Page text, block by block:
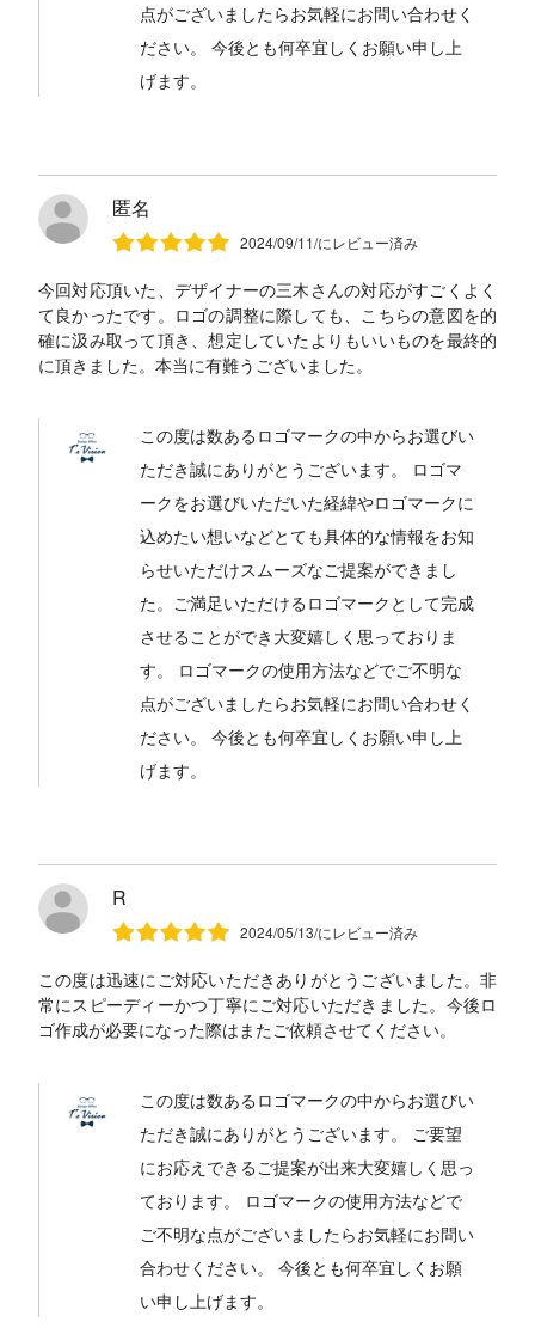
点がございましたらお気軽にお問い合わせく
ださい。 今後とも何卒宜しくお願い申し上
げます。
匿名
2024/09/11/にレビュー済み
今回対応頂いた、デザイナーの三木さんの対応がすごくよく
て良かったです。ロゴの調整に際しても、こちらの意図を的
確に汲み取って頂き、想定していたよりもいいものを最終的
に頂きました。本当に有難うございました。
この度は数あるロゴマークの中からお選びい
ただき誠にありがとうございます。 ロゴマ
ークをお選びいただいた経緯やロゴマークに
込めたい想いなどとても具体的な情報をお知
らせいただけスムーズなご提案ができまし
た。ご満足いただけるロゴマークとして完成
させることができ大変嬉しく思っておりま
す。 ロゴマークの使用方法などでご不明な
点がございましたらお気軽にお問い合わせく
ださい。 今後とも何卒宜しくお願い申し上
げます。
R
2024/05/13/にレビュー済み
この度は迅速にご対応いただきありがとうございました。非
常にスピーディーかつ丁寧にご対応いただきました。今後ロ
ゴ作成が必要になった際はまたご依頼させてください。
この度は数あるロゴマークの中からお選びい
ただき誠にありがとうございます。 ご要望
にお応えできるご提案が出来大変嬉しく思っ
ております。 ロゴマークの使用方法などで
ご不明な点がございましたらお気軽にお問い
合わせください。 今後とも何卒宜しくお願
い申し上げます。